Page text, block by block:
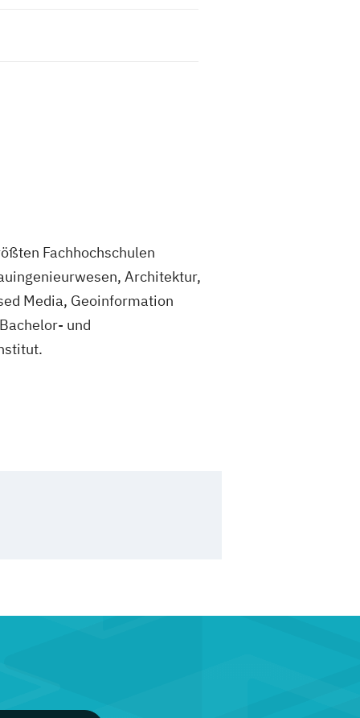
Fachhochschulen
Architektur,
Media, Geoinformation
und